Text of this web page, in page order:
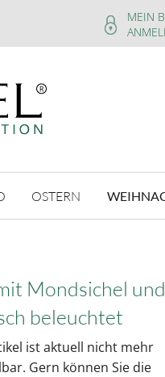
MEIN
OSTERN
Mondsichel
beleuchtet
ist aktuell nicht mehr
Gern können Sie die